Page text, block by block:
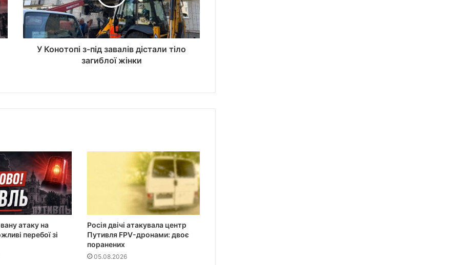
У Конотопі з-під завалів дістали тіло
загиблої жінки
атаку на
перебої зі
Росія двічі атакувала центр
Путивля FPV-дронами: двоє
поранених
05.08.2026